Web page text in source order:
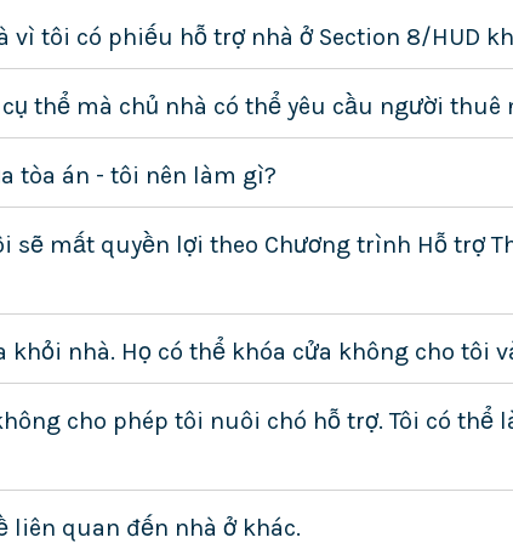
vì tôi có phiếu hỗ trợ nhà ở Section 8/HUD
thể mà chủ nhà có thể yêu cầu người thuê
tòa án - tôi nên làm gì?
sẽ mất quyền lợi theo Chương trình Hỗ trợ
nhà. Họ có thể khóa cửa không cho tôi
cho phép tôi nuôi chó hỗ trợ. Tôi có thể
liên quan đến nhà ở khác.